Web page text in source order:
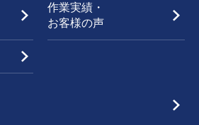
作業実績・
お客様の声